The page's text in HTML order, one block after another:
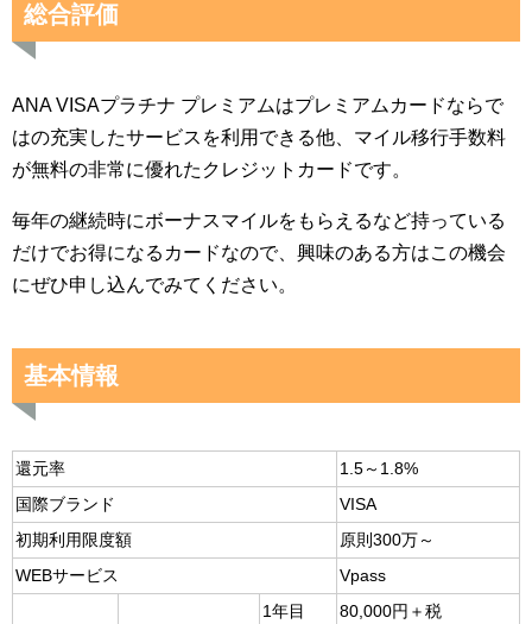
総合評価
ANA VISAプラチナ プレミアムはプレミアムカードならで
はの充実したサービスを利用できる他、マイル移行手数料
が無料の非常に優れたクレジットカードです。
毎年の継続時にボーナスマイルをもらえるなど持っている
だけでお得になるカードなので、興味のある方はこの機会
にぜひ申し込んでみてください。
基本情報
還元率
1.5～1.8%
国際ブランド
VISA
初期利用限度額
原則300万～
WEBサービス
Vpass
1年目
80,000円＋税